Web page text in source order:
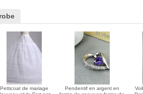
Petticoat de mariage
Pendentif en argent en